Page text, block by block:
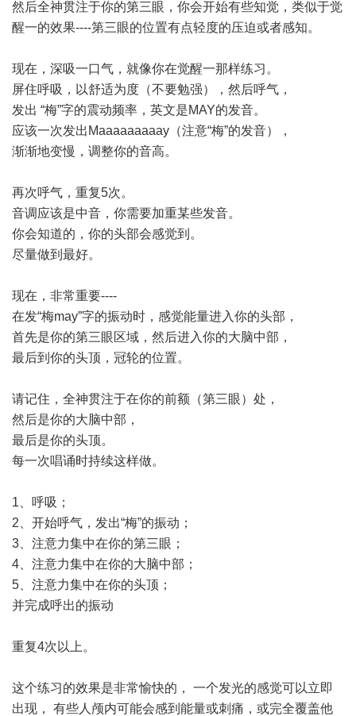
然后全神贯注于你的第三眼，你会开始有些知觉，类似于觉
醒一的效果----第三眼的位置有点轻度的压迫或者感知。
现在，深吸一口气，就像你在觉醒一那样练习。
屏住呼吸，以舒适为度（不要勉强），然后呼气，
发出 “梅”字的震动频率，英文是MAY的发音。
应该一次发出Maaaaaaaaay（注意“梅”的发音），
渐渐地变慢，调整你的音高。
再次呼气，重复5次。
音调应该是中音，你需要加重某些发音。
你会知道的，你的头部会感觉到。
尽量做到最好。
现在，非常重要----
在发“梅may”字的振动时，感觉能量进入你的头部，
首先是你的第三眼区域，然后进入你的大脑中部，
最后到你的头顶，冠轮的位置。
请记住，全神贯注于在你的前额（第三眼）处，
然后是你的大脑中部，
最后是你的头顶。
每一次唱诵时持续这样做。
1、呼吸；
2、开始呼气，发出“梅”的振动；
3、注意力集中在你的第三眼；
4、注意力集中在你的大脑中部；
5、注意力集中在你的头顶；
并完成呼出的振动
重复4次以上。
这个练习的效果是非常愉快的， 一个发光的感觉可以立即
出现， 有些人颅内可能会感到能量或刺痛，或完全覆盖他